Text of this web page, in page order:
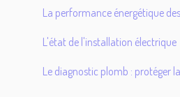
La performance énergétique
L'état de l'installation électrique
Le diagnostic plomb : protéger